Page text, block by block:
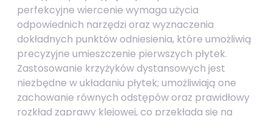
perfekcyjne wiercenie wymaga użycia
odpowiednich narzędzi oraz wyznaczenia
dokładnych punktów odniesienia, które umożliwią
precyzyjne umieszczenie pierwszych płytek.
Zastosowanie krzyżyków dystansowych jest
niezbędne w układaniu płytek; umożliwiają one
zachowanie równych odstępów oraz prawidłowy
rozkład zaprawy klejowej, co przekłada się na